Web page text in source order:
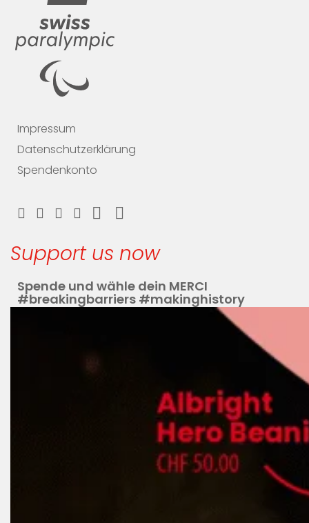
Impressum
Datenschutzerklärung
Spendenkonto
Support us now
Spende und wähle dein MERCI
#breakingbarriers #makinghistory